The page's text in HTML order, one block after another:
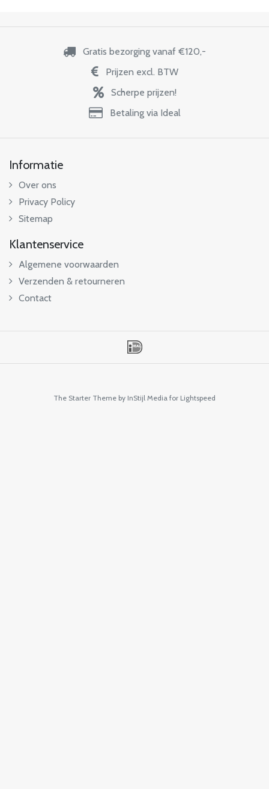
Gratis bezorging vanaf €120,-
Prijzen excl. BTW
Scherpe prijzen!
Betaling via Ideal
Informatie
Over ons
Privacy Policy
Sitemap
Klantenservice
Algemene voorwaarden
Verzenden & retourneren
Contact
The Starter Theme by InStijl Media for Lightspeed